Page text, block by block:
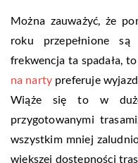
Można zauważyć, że
roku przepełnione
frekwencja ta spadała,
na narty preferuje
Wiąże się to w
przygotowanymi
wszystkim mniej
większej dostępności